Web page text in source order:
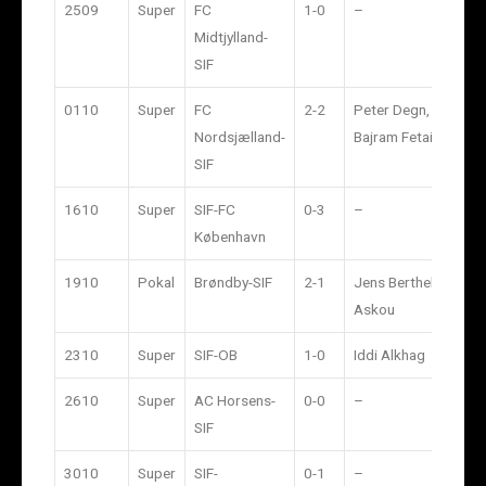
2509 Super
FC
Midtjylland-
SIF
1-0 –
0110 Super
FC
Nordsjælland-
SIF
2-2
Peter Degn,
Bajram Fetai
1610 Super
SIF-FC
København
0-3 –
1910 Pokal Brøndby-SIF 2-1
Jens Berthel
Askou
2310 Super SIF-OB 1-0 Iddi Alkhag
2610 Super
AC Horsens-
SIF
0-0 –
3010 Super
SIF-
0-1 –